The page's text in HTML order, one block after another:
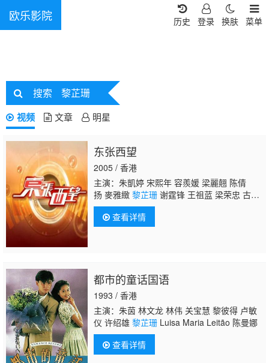
欧乐影院 菜单
换肤
登录
历史
搜索 黎芷珊
视频 文章 明星
东张西望
2005 / 香港
主演：朱凱婷 宋熙年 容羨媛 梁麗翹 陈倩
扬 麥雅緻 黎芷珊谢霆锋 王祖蓝 梁荣忠 古天
乐 邓萃雯 蔡一智 蔡一杰 苏志威 郑秀文
查看详情
都市的童话国语
1993 / 香港
主演：朱茵 林文龙 林伟 关宝慧 黎彼得 卢敏
仪 许绍雄 黎芷珊Luisa Maria Leitão 陈曼娜
查看详情